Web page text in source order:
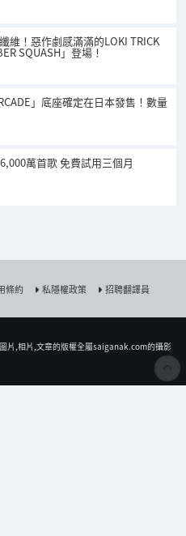
維！惡作劇感滿滿的LOKI TRICK
SQUASH」登場！
」底座確定在日本發售！數量
萬首歌 免費試用三個月
條約 私隱權政策 招聘翻譯員
片,相片,文章的版權全屬saiganak.com的攝影